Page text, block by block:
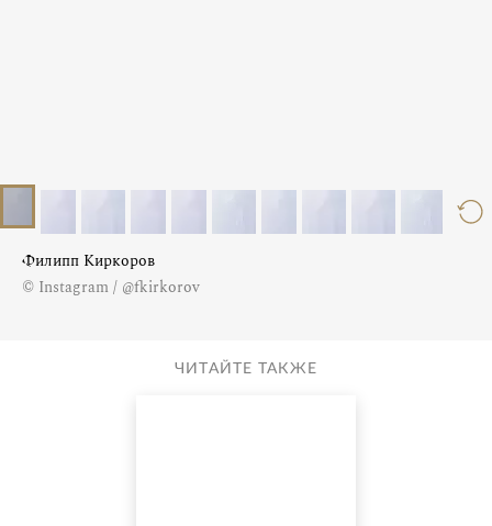
Филипп Киркоров
© Instagram / @fkirkorov
ЧИТАЙТЕ ТАКЖЕ